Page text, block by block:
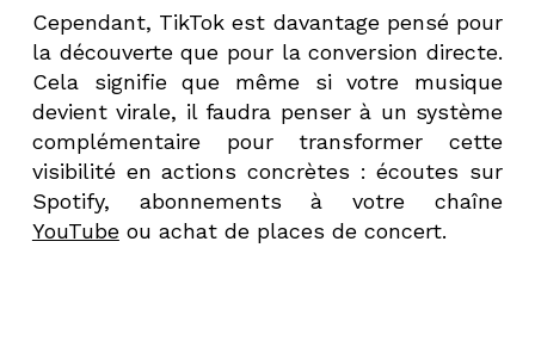
Cependant, TikTok est davantage pensé pour
la découverte que pour la conversion directe.
Cela signifie que même si votre musique
devient virale, il faudra penser à un système
complémentaire pour transformer cette
visibilité en actions concrètes : écoutes sur
Spotify, abonnements à votre chaîne
YouTubeou achat de places de concert.